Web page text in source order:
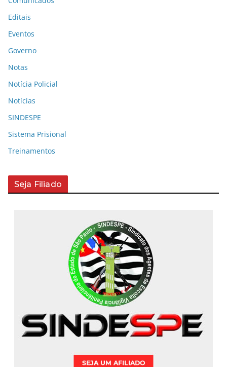
Editais
Eventos
Governo
Notas
Notícia Policial
Notícias
SINDESPE
Sistema Prisional
Treinamentos
Seja Filiado